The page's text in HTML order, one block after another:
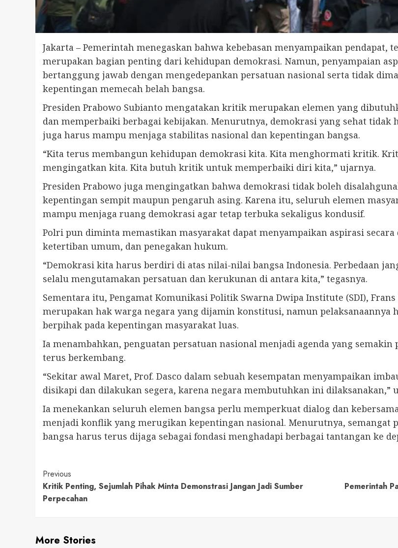
Jakarta – Pemerintah menegaskan bahwa kebebasan menyampaikan
merupakan bagian penting dari kehidupan demokrasi. Namun, penyampaian
bertanggung jawab dengan mengedepankan persatuan nasional serta tidak
kepentingan memecah belah bangsa.
Presiden Prabowo Subianto mengatakan kritik merupakan elemen yang
dan memperbaiki berbagai kebijakan. Menurutnya, demokrasi yang sehat tidak
juga harus mampu menjaga stabilitas nasional dan kepentingan bangsa.
“Kita terus membangun kehidupan demokrasi kita. Kita menghormati kritik.
mengingatkan kita. Kita butuh kritik untuk memperbaiki diri kita,” ujarnya.
Presiden Prabowo juga mengingatkan bahwa demokrasi tidak boleh
kepentingan sempit maupun pengaruh asing. Karena itu, seluruh elemen
mampu menjaga ruang demokrasi agar tetap terbuka sekaligus kondusif.
Polri pun diminta memastikan masyarakat dapat menyampaikan aspirasi
ketertiban umum, dan penegakan hukum.
“Demokrasi kita harus berdiri di atas nilai-nilai bangsa Indonesia. Perbedaan
selalu mengutamakan persatuan dan kerukunan di antara kita,” tegasnya.
Sementara itu, Pengamat Komunikasi Politik Swarna Dwipa Institute (SDI),
merupakan hak warga negara yang dijamin konstitusi, namun
berpihak pada kepentingan masyarakat luas.
Ia menambahkan, penguatan persatuan nasional menjadi agenda yang
terus berkembang.
“Sekitar awal Maret, Prof. Dasco dalam sebuah kesempatan menyampaikan
disikapi dan dilakukan segera, karena negara membutuhkan ini dilaksanakan,”
Ia menekankan seluruh elemen bangsa perlu memperkuat dialog dan
menjadi konflik yang merugikan kepentingan nasional. Menurutnya, semangat
bangsa harus terus dijaga sebagai fondasi menghadapi berbagai tantangan ke
Continue
Reading
Previous
Kritik Penting, Sejumlah Pihak Minta Demonstrasi Jangan Jadi Sumber
Perpecahan
Pemerintah
More Stories